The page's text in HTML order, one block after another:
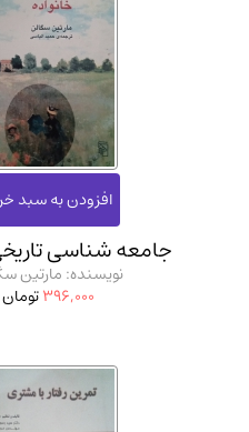
جامعه شناسی
نویسنده: مارتین
396,000تومان